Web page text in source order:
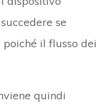
se
il flusso dei
quindi